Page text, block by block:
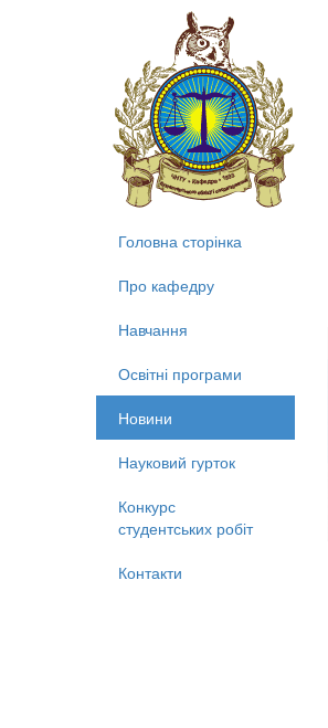
Головна сторінка
Про кафедру
Навчання
Освітні програми
Новини
Науковий гурток
Конкурс
студентських робіт
Контакти